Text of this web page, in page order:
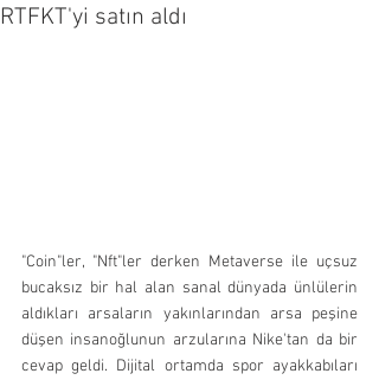
RTFKT'yi satın aldı
"Coin"ler, "Nft"ler derken Metaverse ile uçsuz
bucaksız bir hal alan sanal dünyada ünlülerin
aldıkları arsaların yakınlarından arsa peşine
düşen insanoğlunun arzularına Nike'tan da bir
cevap geldi. Dijital ortamda spor ayakkabıları